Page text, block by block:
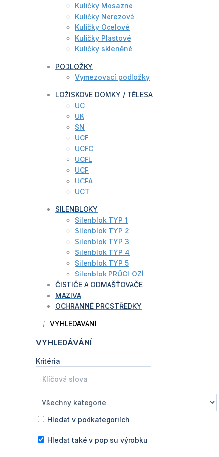
Kuličky Mosazné
Kuličky Nerezové
Kuličky Ocelové
Kuličky Plastové
Kuličky skleněné
PODLOŽKY
Vymezovací podložky
LOŽISKOVÉ DOMKY / TĚLESA
UC
UK
SN
UCF
UCFC
UCFL
UCP
UCPA
UCT
SILENBLOKY
Silenblok TYP 1
Silenblok TYP 2
Silenblok TYP 3
Silenblok TYP 4
Silenblok TYP 5
Silenblok PRŮCHOZÍ
ČISTIČE A ODMAŠŤOVAČE
MAZIVA
OCHRANNÉ PROSTŘEDKY
VYHLEDÁVÁNÍ
VYHLEDÁVÁNÍ
Kritéria
Hledat v podkategoriích
Hledat také v popisu výrobku